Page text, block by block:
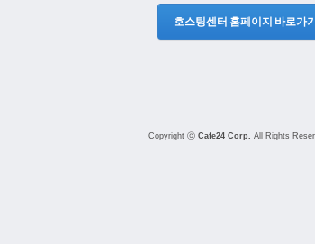
호스팅센터 홈페이지 바로가기
Copyright ⓒ Cafe24 Corp. All Rights